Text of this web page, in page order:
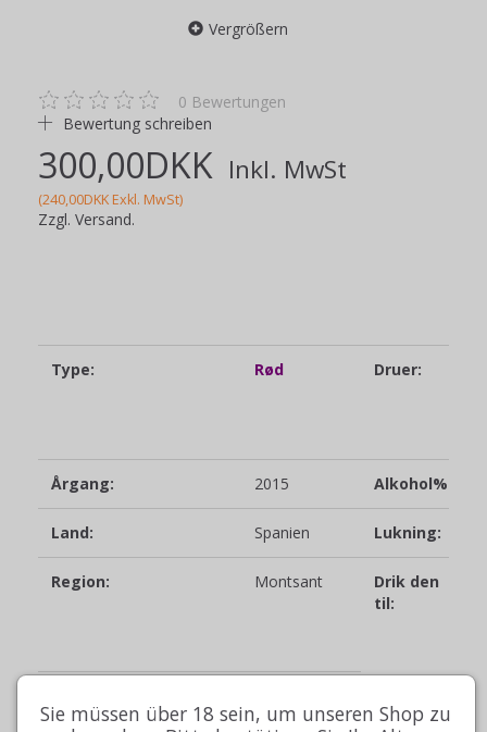
Vergrößern
0 Bewertungen
Bewertung schreiben
300,00DKK Inkl. MwSt
(240,00DKK Exkl. MwSt)
Zzgl. Versand.
Type: Rød Druer:
Årgang: 2015 Alkohol%
Land: Spanien Lukning:
Region: Montsant
Drik den
til:
nettoindhold
Sie müssen über 18 sein, um unseren Shop zu